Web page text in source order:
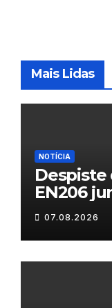
Mais Lidas
NOTÍCIA
Despiste
EN206
Fornos
07.08.2026